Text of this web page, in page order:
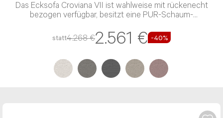
Das Ecksofa Croviana VII ist wahlweise mit rückenecht
bezogen verfügbar, besitzt eine PUR-Schaum-
statt4.268 €2.561 € -40%